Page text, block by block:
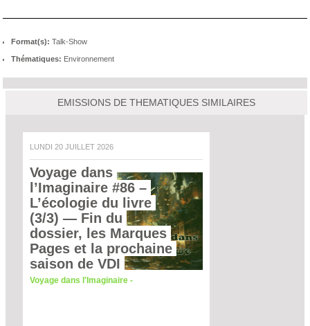
Format(s): Talk-Show
Thématiques: Environnement
EMISSIONS DE THEMATIQUES SIMILAIRES
LUNDI 20 JUILLET 2026
Voyage dans
l’Imaginaire #86 –
L’écologie du livre
(3/3) — Fin du
dossier, les Marques
Pages et la prochaine
saison de VDI
Voyage dans l'Imaginaire -